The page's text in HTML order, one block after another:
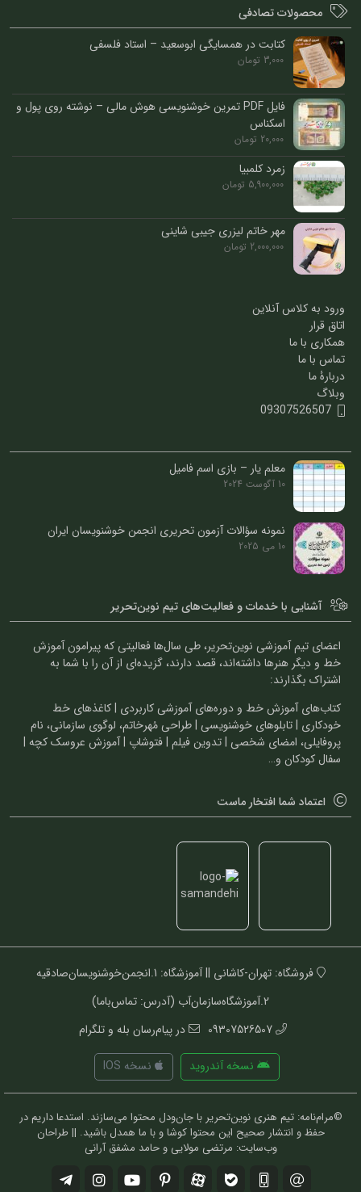
محصولات تصادفی
کتابت در همسایگی ابوسعید – استاد فلسفی
3,000 تومان
فایل PDF تمرین خوشنویسی هوش مالی – نوشته روی پول و
اسکناس
20,000 تومان
زمرد کلمبیا
5,900,000 تومان
مهر خاتم لیزری جیبی شاینی
2,000,000 تومان
ورود به کلاس آنلاین
اتاق قرار
همکاری با ما
تماس با ما
دربارۀ ما
وبلاگ
09307526507
معلم یار – بازی اسم فامیل
10 آگوست 2024
نمونه سؤالات آزمون تحریری انجمن خوشنویسان ایران
10 می 2025
آشنایی با خدمات و فعالیت‌های تیم نوین‌تحریر
اعضای تیم آموزشی نوین‌تحریر، طی سال‌ها فعالیتی که پیرامون آموزش
خط و دیگر هنرها داشته‌اند، قصد دارند، گزیده‌ای از آن را با شما به
اشتراک بگذارند:
کتاب‌های آموزش خط و دوره‌های آموزشی کاربردی | کاغذهای خط
خودکاری | تابلوهای خوشنویسی | طراحی مُهرخاتم، لوگوی سازمانی، نام
پروفایلی، امضای شخصی | تدوین فیلم | فتوشاپ | آموزش عروسک کچه |
سفال کودکان و…
اعتماد شما افتخار ماست
فروشگاه: تهران-کاشانی || آموزشگاه: 1.انجمن‌خوشنویسان‌صادقیه
2.آموزشگاه‌سازمان‌آب (آدرس: تماس‌باما)
09307526507
در پیام‌رسان بله و تلگرام
نسخه آندروید نسخه IOS
©مرام‌نامه: تیم هنری نوین‌تحریر با جان‌ودل محتوا می‌سازند. استدعا داریم در
حفظ و انتشار صحیح این محتوا کوشا و با ما همدل باشید. || طراحان
وب‌سایت: مرتضی مولایی و حامد مشفق آرانی